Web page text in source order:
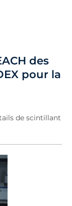
des
pour la
de scintillant